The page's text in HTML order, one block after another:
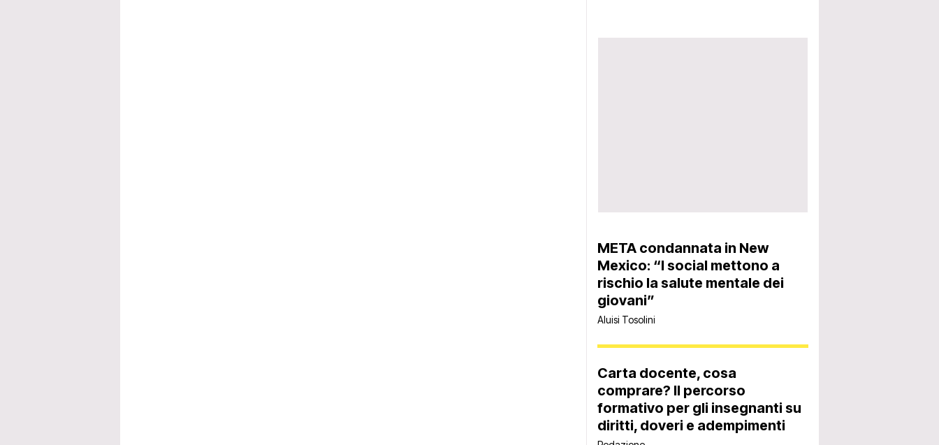
META condannata in New
Mexico: “I social mettono a
rischio la salute mentale dei
giovani”
Aluisi Tosolini
Carta docente, cosa
comprare? Il percorso
formativo per gli insegnanti su
diritti, doveri e adempimenti